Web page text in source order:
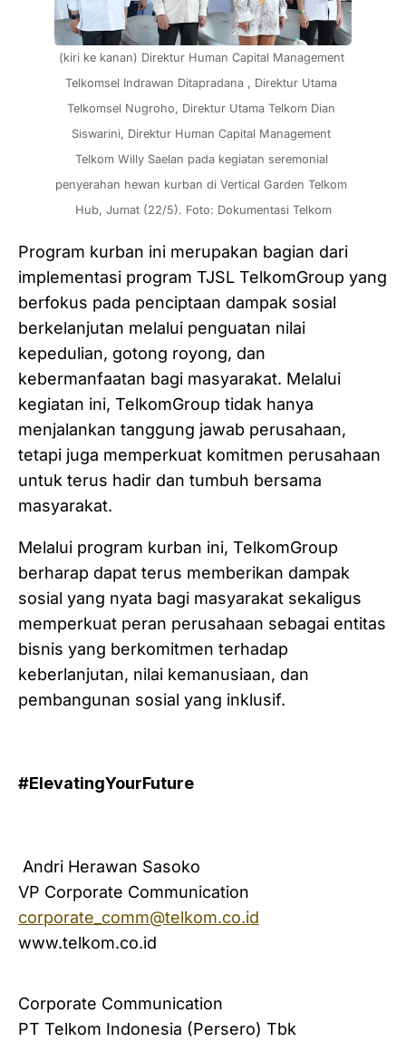
(kiri ke kanan) Direktur Human Capital Management
Telkomsel Indrawan Ditapradana , Direktur Utama
Telkomsel Nugroho, Direktur Utama Telkom Dian
Siswarini, Direktur Human Capital Management
Telkom Willy Saelan pada kegiatan seremonial
penyerahan hewan kurban di Vertical Garden Telkom
Hub, Jumat (22/5). Foto: Dokumentasi Telkom
Program kurban ini merupakan bagian dari
implementasi program TJSL TelkomGroup yang
berfokus pada penciptaan dampak sosial
berkelanjutan melalui penguatan nilai
kepedulian, gotong royong, dan
kebermanfaatan bagi masyarakat. Melalui
kegiatan ini, TelkomGroup tidak hanya
menjalankan tanggung jawab perusahaan,
tetapi juga memperkuat komitmen perusahaan
untuk terus hadir dan tumbuh bersama
masyarakat.
Melalui program kurban ini, TelkomGroup
berharap dapat terus memberikan dampak
sosial yang nyata bagi masyarakat sekaligus
memperkuat peran perusahaan sebagai entitas
bisnis yang berkomitmen terhadap
keberlanjutan, nilai kemanusiaan, dan
pembangunan sosial yang inklusif.
#ElevatingYourFuture
Andri Herawan Sasoko
VP Corporate Communication
corporate_comm@telkom.co.id
www.telkom.co.id
Corporate Communication
PT Telkom Indonesia (Persero) Tbk